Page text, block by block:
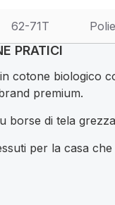
62-71T
PRATICI
cotone biologico
premium.
borse di tela
per la casa